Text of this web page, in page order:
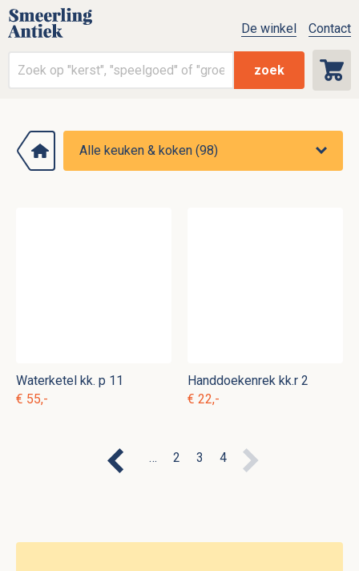
zoek
De winkel Contact
Waterketel kk. p 11
€ 55,-
Handdoekenrek kk.r 2
€ 22,-
… 2 3 4